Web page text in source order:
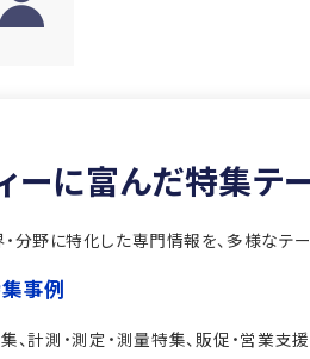
ーに富んだ特集テ
分野に特化した専門情報を、多様なテ
集事例
計測・測定・測量特集、販促・営業支